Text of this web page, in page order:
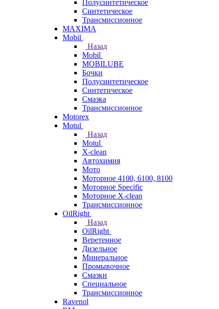
Полусинтетическое
Синтетическое
Трансмиссионное
MAXIMA
Mobil
Назад
Mobil
MOBILUBE
Бочки
Полусинтетическое
Синтетическое
Смазка
Трансмиссионное
Motorex
Motul
Назад
Motul
X-clean
Автохимия
Мото
Моторное 4100, 6100, 8100
Моторное Specific
Моторное X-clean
Трансмиссионное
OilRight
Назад
OilRight
Веретенное
Дизельное
Минеральное
Промывочное
Смазки
Специальное
Трансмиссионное
Ravenol